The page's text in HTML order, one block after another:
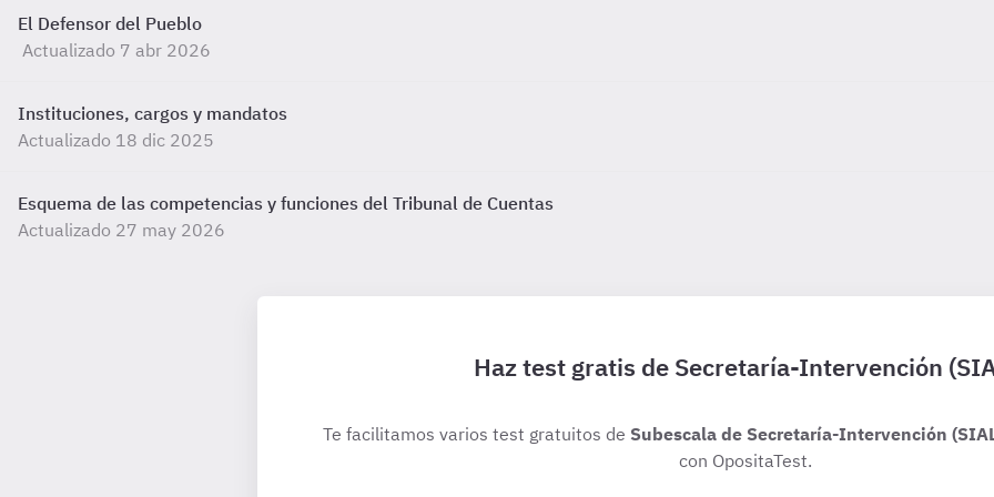
El Defensor del Pueblo
Actualizado 7 abr 2026
Instituciones, cargos y mandatos
Actualizado 18 dic 2025
Esquema de las competencias y funciones del Tribunal de Cuentas
Actualizado 27 may 2026
Haz test gratis de Secretaría-Intervención
Te facilitamos varios test gratuitos de Subescala de Secretaría-Intervención
con OpositaTest.